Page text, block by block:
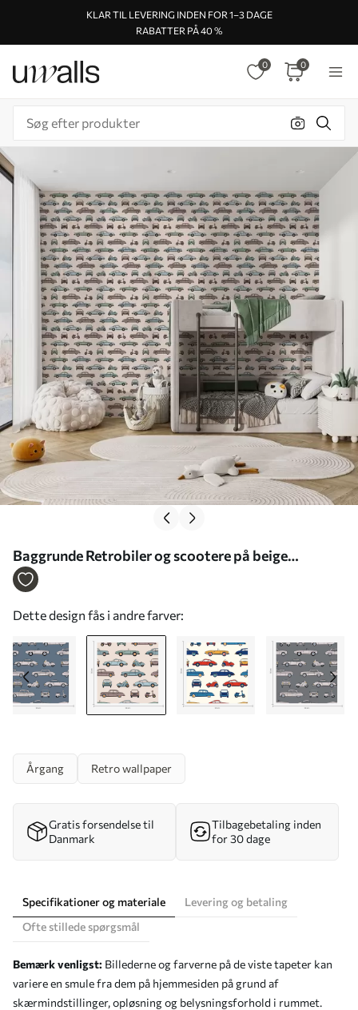
KLAR TIL LEVERING INDEN FOR 1–3 DAGE
RABATTER PÅ 40 %
0 0
Baggrunde Retrobiler og scootere på beige
baggrund Nr. a01178v1
Dette design fås i andre farver:
Årgang Retro wallpaper
Gratis forsendelse til
Danmark
Tilbagebetaling inden
for 30 dage
Specifikationer og materiale
Levering og betaling
Ofte stillede spørgsmål
Bemærk venligst: Billederne og farverne på de viste tapeter kan
variere en smule fra dem på hjemmesiden på grund af
skærmindstillinger, opløsning og belysningsforhold i rummet.